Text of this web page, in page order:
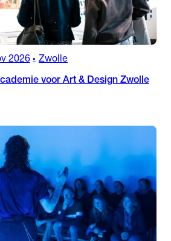
2026 • Zwolle
voor Art & Design Zwolle